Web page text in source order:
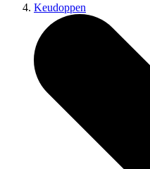
Keudoppen